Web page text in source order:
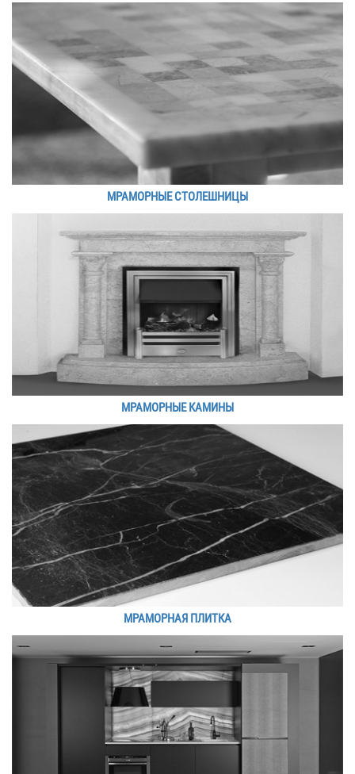
МРАМОРНЫЕ СТОЛЕШНИЦЫ
МРАМОРНЫЕ КАМИНЫ
МРАМОРНАЯ ПЛИТКА